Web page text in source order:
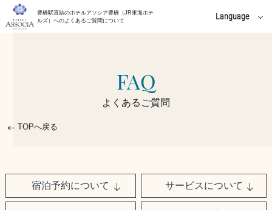
豊橋駅直結のホテルアソシア豊橋（JR東海ホテ
ルズ）へのよくあるご質問について
Language
FAQ
よくあるご質問
TOPへ戻る
宿泊予約について サービスについて